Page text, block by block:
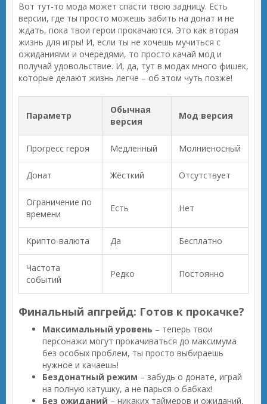
Вот тут-то мода может спасти твою задницу. Есть
версии, где ты просто можешь забить на донат и не
ждать, пока твои герои прокачаются. Это как вторая
жизнь для игры! И, если ты не хочешь мучиться с
ожиданиями и очередями, то просто качай мод и
получай удовольствие. И, да, тут в модах много фишек,
которые делают жизнь легче – об этом чуть позже!
Параметр
Обычная
версия
Мод версия
Прогресс героя Медленный Молниеносный
Донат Жёсткий Отсутствует
Ограничение по
времени
Есть Нет
Крипто-валюта Да Бесплатно
Частота
событий
Редко Постоянно
Финальный апгрейд: Готов к прокачке?
Максимальный уровень – теперь твои
персонажи могут прокачиваться до максимума
без особых проблем, ты просто выбираешь
нужное и качаешь!
Бездонатный режим – забудь о донате, играй
на полную катушку, а не парься о бабках!
Без ожиданий – никаких таймеров и ожиданий,